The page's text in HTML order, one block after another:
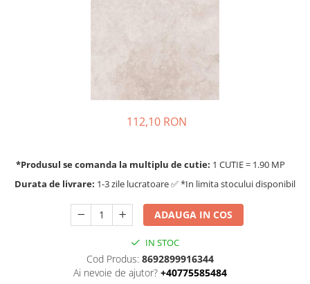
112,10 RON
*Produsul se comanda la multiplu de cutie: 1 CUTIE = 1.90 MP
Durata de livrare: 1-3 zile lucratoare ✅ *In limita stocului disponibil
ADAUGA IN COS
IN STOC
Cod Produs: 8692899916344
Ai nevoie de ajutor? +40775585484